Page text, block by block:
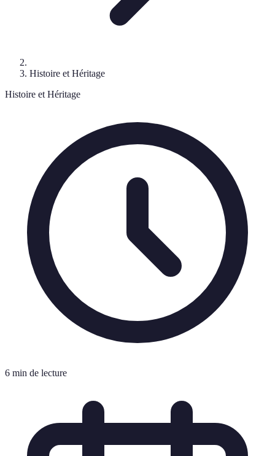
Histoire et Héritage
Histoire et Héritage
6 min de lecture